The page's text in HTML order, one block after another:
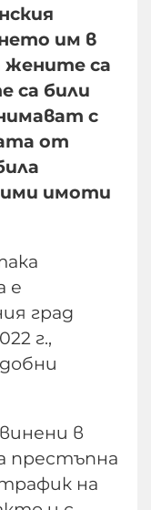
им в
са
са били
с
от
имоти
е
град
г.,
в
престъпна
на